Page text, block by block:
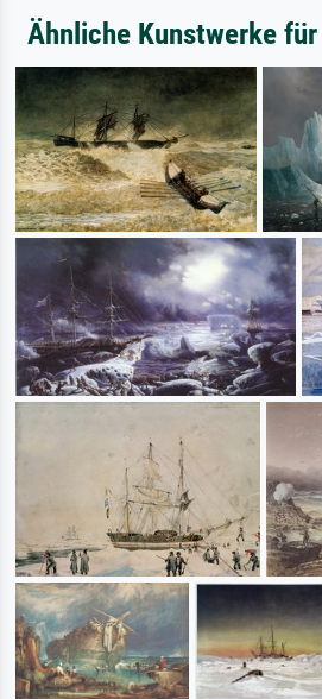
Ähnliche Kunstwerke